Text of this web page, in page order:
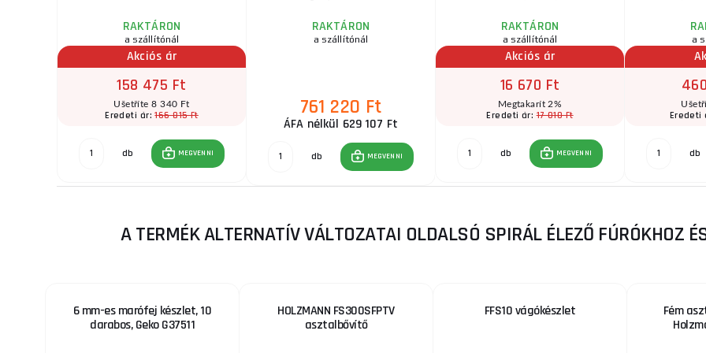
RAKTÁRON
a szállítónál
Akciós ár
158 475 Ft
Ušetříte 8 340 Ft
Eredeti ár:166 815 Ft
db MEGVENNI
RAKTÁRON
a szállítónál
761 220 Ft
ÁFA nélkül 629 107 Ft
db MEGVENNI
RAKTÁRON
a szállítónál
Akciós ár
16 670 Ft
Megtakarít 2%
Eredeti ár:17 010 Ft
db MEGVENNI
a
Eredeti
db
A TERMÉK ALTERNATÍV VÁLTOZATAI OLDALSÓ SPIRÁL ÉLEZŐ FÚRÓKHOZ
6 mm-es marófej készlet, 10
darabos, Geko G37511
HOLZMANN FS300SFPTV
asztalbővítő
FFS10 vágókészlet
Fém